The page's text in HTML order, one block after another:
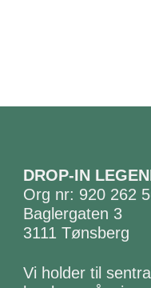
DROP-IN
Org nr: 920 262
Baglergaten 3
3111 Tønsberg
Vi holder til